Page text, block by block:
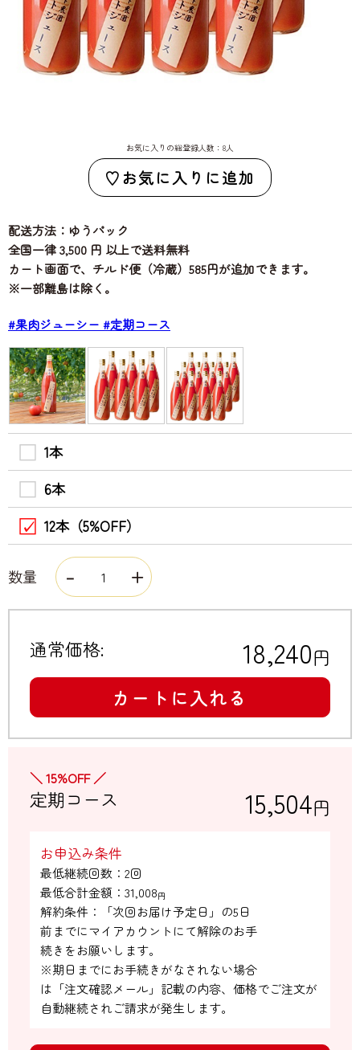
お気に入りの総登録人数：8人
お気に入りに追加
配送方法：ゆうパック
全国一律 3,500 円 以上で送料無料
カート画面で、チルド便（冷蔵）585円が追加できます。
※一部離島は除く。
#果肉ジューシー #定期コース
1本
6本
12本（5%OFF）
数量
通常価格: 18,240円
カートに入れる
＼ 15%OFF ／
定期コース 15,504円
お申込み条件
最低継続回数：2回
最低合計金額： 31,008円
解約条件：「次回お届け予定日」の5日
前までにマイアカウントにて解除のお手
続きをお願いします。
※期日までにお手続きがなされない場合
は「注文確認メール」記載の内容、価格でご注文が
自動継続されご請求が発生します。